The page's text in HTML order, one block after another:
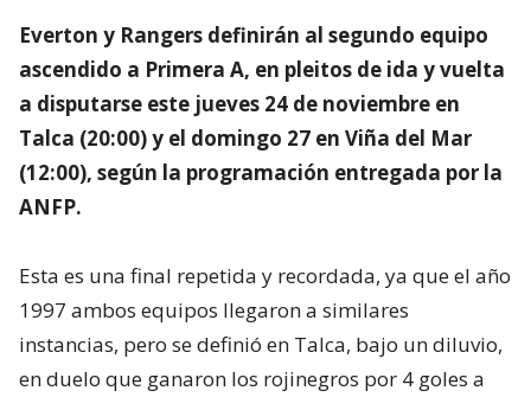
Everton y Rangers definirán al segundo equipo
ascendido a Primera A, en pleitos de ida y vuelta
a disputarse este jueves 24 de noviembre en
Talca (20:00) y el domingo 27 en Viña del Mar
(12:00), según la programación entregada por la
ANFP.
Esta es una final repetida y recordada, ya que el año
1997 ambos equipos llegaron a similares
instancias, pero se definió en Talca, bajo un diluvio,
en duelo que ganaron los rojinegros por 4 goles a